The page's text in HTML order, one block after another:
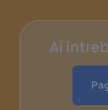
Ai